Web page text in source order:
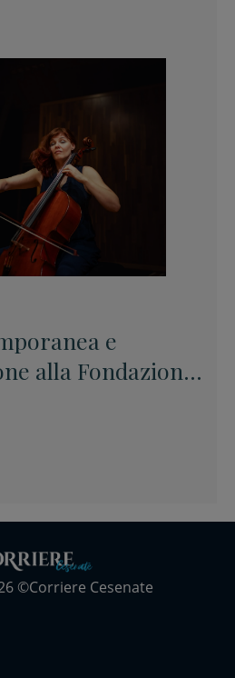
e
alla Fondazione
Longiano
©Corriere Cesenate